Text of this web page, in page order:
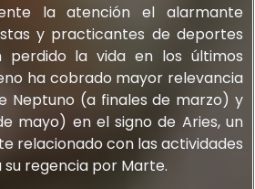
la atención el alarmante
y practicantes de deportes
perdido la vida en los últimos
ha cobrado mayor relevancia
Neptuno (a finales de marzo) y
mayo) en el signo de Aries, un
relacionado con las actividades
regencia por Marte.